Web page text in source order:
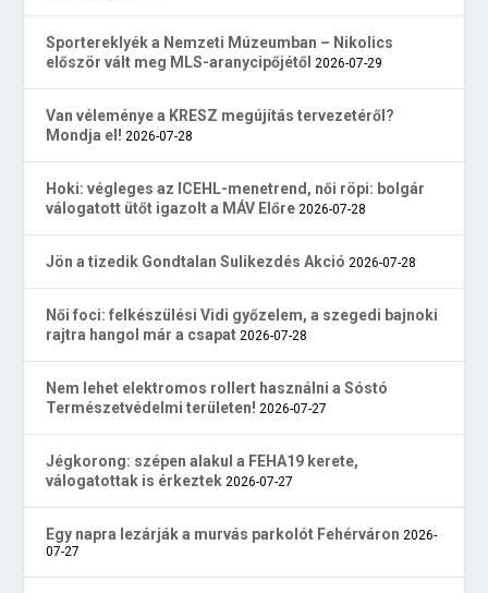
Sportereklyék a Nemzeti Múzeumban – Nikolics
először vált meg MLS-aranycipőjétől 2026-07-29
Van véleménye a KRESZ megújítás tervezetéről?
Mondja el! 2026-07-28
Hoki: végleges az ICEHL-menetrend, női röpi: bolgár
válogatott ütőt igazolt a MÁV Előre 2026-07-28
Jön a tizedik Gondtalan Sulikezdés Akció 2026-07-28
Női foci: felkészülési Vidi győzelem, a szegedi bajnoki
rajtra hangol már a csapat 2026-07-28
Nem lehet elektromos rollert használni a Sóstó
Természetvédelmi területen! 2026-07-27
Jégkorong: szépen alakul a FEHA19 kerete,
válogatottak is érkeztek 2026-07-27
Egy napra lezárják a murvás parkolót Fehérváron 2026-
07-27